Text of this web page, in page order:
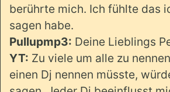
berührte mich. Ich fühlte das
sagen habe.
Pullupmp3: Deine Lieblings
YT: Zu viele um alle zu
einen Dj nennen müsste,